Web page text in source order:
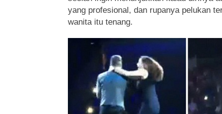
yang profesional, dan rupanya pelukan
wanita itu tenang.